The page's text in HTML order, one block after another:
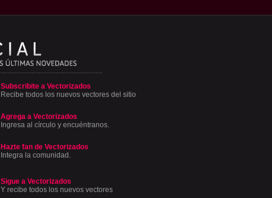
Subscribite a Vectorizados
Recibe todos los nuevos vectores del sitio
Agrega a Vectorizados
Ingresa al círculo y encuéntranos.
Hazte fan de Vectorizados
Integra la comunidad.
Sigue a Vectorizados
Y recibe todos los nuevos vectores